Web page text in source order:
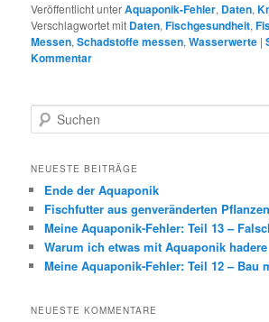
Veröffentlicht unterAquaponik-Fehler, Daten,
Verschlagwortet mit Daten,Fischgesundheit,
Messen,Schadstoffe messen,Wasserwerte |
Kommentar
u
h
NEUESTE BEITRÄGE
Ende der Aquaponik
Fischfutter aus genveränderten
Meine Aquaponik-Fehler: Teil 13 –
Warum ich etwas mit Aquaponik hadere
Meine Aquaponik-Fehler: Teil 12 – Bau
NEUESTE KOMMENTARE